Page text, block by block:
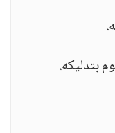
بتدليكه.